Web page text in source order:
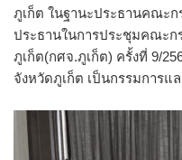
ภูเก็ต ในฐานะประธานคณะก
ประธานในการประชุมคณะก
ภูเก็ต(กศจ.ภูเก็ต) ครั้งที่ 9/
จังหวัดภูเก็ต เป็นกรรมการแ